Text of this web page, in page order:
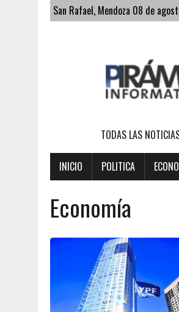
San Rafael, Mendoza 08 de
TODAS LAS
INICIO POLITICA
Economía